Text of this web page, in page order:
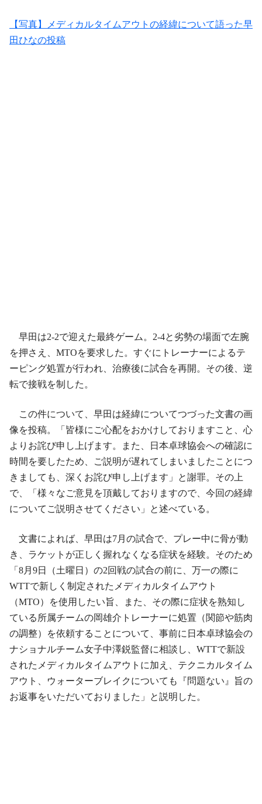
【写真】メディカルタイムアウトの経緯について語った早
田ひなの投稿
早田は2-2で迎えた最終ゲーム。2-4と劣勢の場面で左腕
を押さえ、MTOを要求した。すぐにトレーナーによるテ
ーピング処置が行われ、治療後に試合を再開。その後、逆
転で接戦を制した。
この件について、早田は経緯についてつづった文書の画
像を投稿。「皆様にご心配をおかけしておりますこと、心
よりお詫び申し上げます。また、日本卓球協会への確認に
時間を要したため、ご説明が遅れてしまいましたことにつ
きましても、深くお詫び申し上げます」と謝罪。その上
で、「様々なご意見を頂戴しておりますので、今回の経緯
についてご説明させてください」と述べている。
文書によれば、早田は7月の試合で、プレー中に骨が動
き、ラケットが正しく握れなくなる症状を経験。そのため
「8月9日（土曜日）の2回戦の試合の前に、万一の際に
WTTで新しく制定されたメディカルタイムアウト
（MTO）を使用したい旨、また、その際に症状を熟知し
ている所属チームの岡雄介トレーナーに処置（関節や筋肉
の調整）を依頼することについて、事前に日本卓球協会の
ナショナルチーム女子中澤鋭監督に相談し、WTTで新設
されたメディカルタイムアウトに加え、テクニカルタイム
アウト、ウォーターブレイクについても『問題ない』旨の
お返事をいただいておりました」と説明した。